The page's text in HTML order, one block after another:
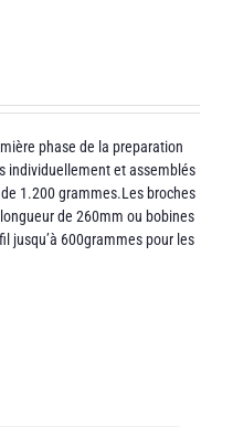
phase de la preparation
individuellement et assemblés
1.200 grammes.Les broches
de 260mm ou bobines
jusqu’à 600grammes pour les